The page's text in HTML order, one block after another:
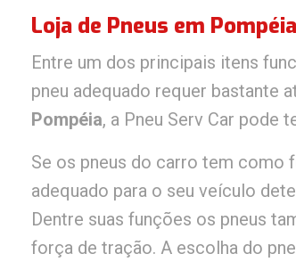
Loja de Pneus em Pompéia
Entre um dos principais itens
pneu adequado requer bastante
Pompéia, a Pneu Serv Car pode
Se os pneus do carro tem como
adequado para o seu veículo
Dentre suas funções os pneus
força de tração. A escolha do